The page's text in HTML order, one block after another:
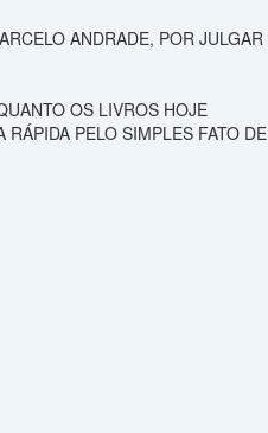
ANDRADE, POR JULGAR
OS LIVROS HOJE
PELO SIMPLES FATO DE